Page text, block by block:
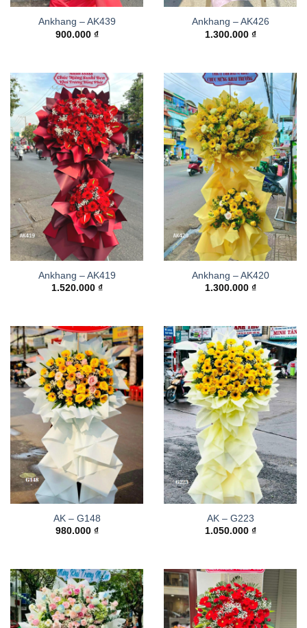
Ankhang – AK439
900.000 ₫
Ankhang – AK426
1.300.000 ₫
Ankhang – AK419
1.520.000 ₫
Ankhang – AK420
1.300.000 ₫
AK – G148
980.000 ₫
AK – G223
1.050.000 ₫